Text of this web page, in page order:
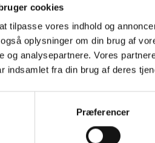
cookies
tilpasse vores indhold og
oplysninger om din brug af
og analysepartnere. Vores
indsamlet fra din brug af deres
Præferencer